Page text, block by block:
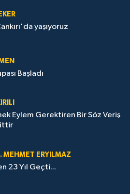
yaşıyoruz
Başladı
Eylem Gerektiren Bir Söz Veriş
MEHMET ERYILMAZ
23 Yıl Geçti...